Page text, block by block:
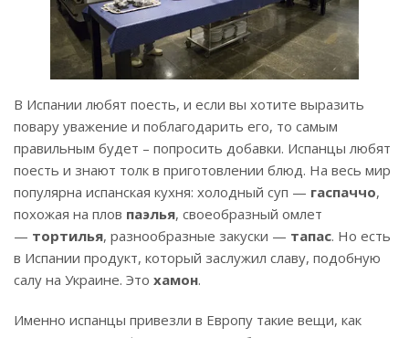
В Испании любят поесть, и если вы хотите выразить
повару уважение и поблагодарить его, то самым
правильным будет – попросить добавки. Испанцы любят
поесть и знают толк в приготовлении блюд. На весь мир
популярна ис­панская кухня: холодный суп — гаспаччо,
похожая на плов паэлья, своеобразный омлет
— тортилья, разнообразные закуски — тапас. Но есть
в Испании продукт, кото­рый заслужил славу, подобную
са­лу на Украине. Это хамон.
Именно испанцы привезли в Европу такие вещи, как